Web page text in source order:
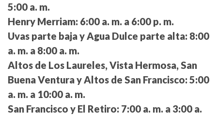
5:00 a. m.
Henry Merriam: 6:00 a. m. a 6:00 p. m.
Uvas parte baja y Agua Dulce parte alta: 8:00
a. m. a 8:00 a. m.
Altos de Los Laureles, Vista Hermosa, San
Buena Ventura y Altos de San Francisco: 5:00
a. m. a 10:00 a. m.
San Francisco y El Retiro: 7:00 a. m. a 3:00 a.